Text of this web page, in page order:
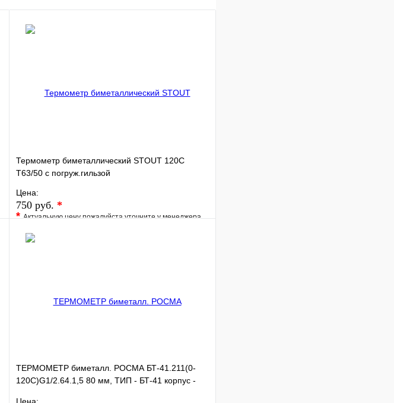
Термометр биметаллический STOUT 120С
Т63/50 с погруж.гильзой
Цена:
750 руб. *
*Актуальную цену пожалуйста уточните у менеджера
В избранное
ТЕРМОМЕТР биметалл. РОСМА БТ-41.211(0-
120С)G1/2.64.1,5 80 мм, ТИП - БТ-41 корпус -